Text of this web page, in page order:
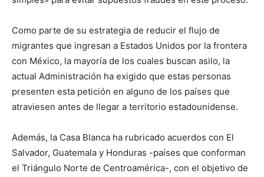
Como parte de su estrategia de reducir el flujo de
migrantes que ingresan a Estados Unidos por la frontera
con México, la mayoría de los cuales buscan asilo, la
actual Administración ha exigido que estas personas
presenten esta petición en alguno de los países que
atraviesen antes de llegar a territorio estadounidense.
Además, la Casa Blanca ha rubricado acuerdos con El
Salvador, Guatemala y Honduras -países que conforman
el Triángulo Norte de Centroamérica-, con el objetivo de